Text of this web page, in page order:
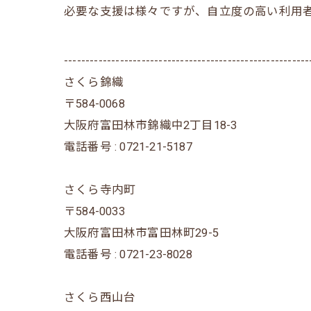
必要な支援は様々ですが、自立度の高い利用
さくら錦織
〒584-0068
大阪府富田林市錦織中2丁目18-3
電話番号 : 0721-21-5187
さくら寺内町
〒584-0033
大阪府富田林市富田林町29-5
電話番号 : 0721-23-8028
さくら西山台